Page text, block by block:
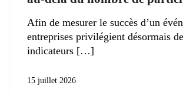
Afin de mesurer le succès d’un
entreprises privilégient désormais
indicateurs
15 juillet 2026